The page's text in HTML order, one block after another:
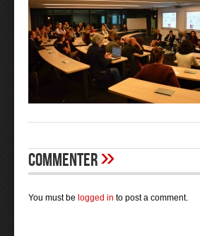
Commenter»
You must be logged in to post a comment.